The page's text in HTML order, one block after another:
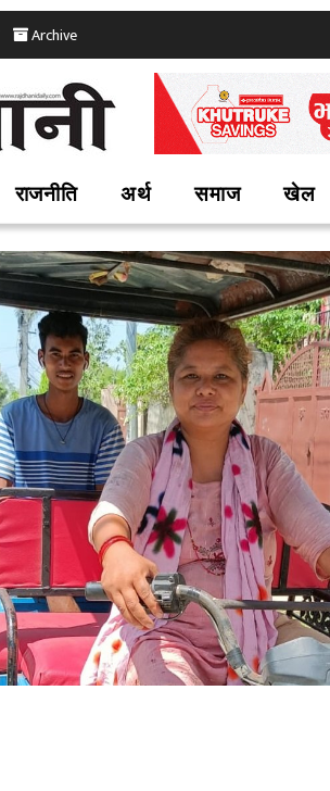
Archive
राजनीति अर्थ समाज खेल